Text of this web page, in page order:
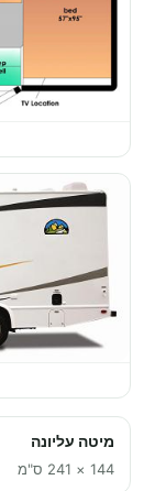
מיטה עליונה
144 × 241 ס"מ